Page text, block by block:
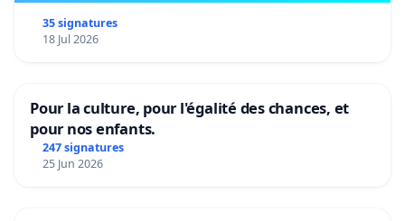
35 signatures
18 Jul 2026
Pour la culture, pour l'égalité des chances, et
pour nos enfants.
247 signatures
25 Jun 2026